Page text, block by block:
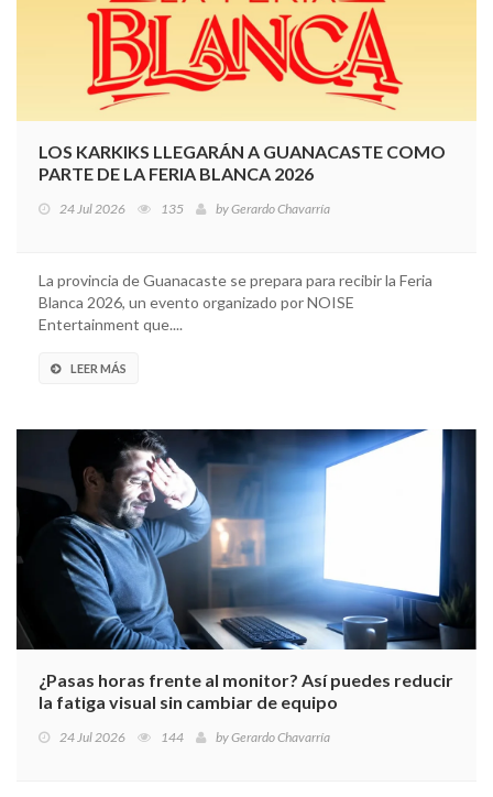
LOS KARKIKS LLEGARÁN A GUANACASTE COMO
PARTE DE LA FERIA BLANCA 2026
24 Jul 2026 135 byGerardo Chavarría
La provincia de Guanacaste se prepara para recibir la Feria
Blanca 2026, un evento organizado por NOISE
Entertainment que....
LEER MÁS
¿Pasas horas frente al monitor? Así puedes reducir
la fatiga visual sin cambiar de equipo
24 Jul 2026 144 byGerardo Chavarría